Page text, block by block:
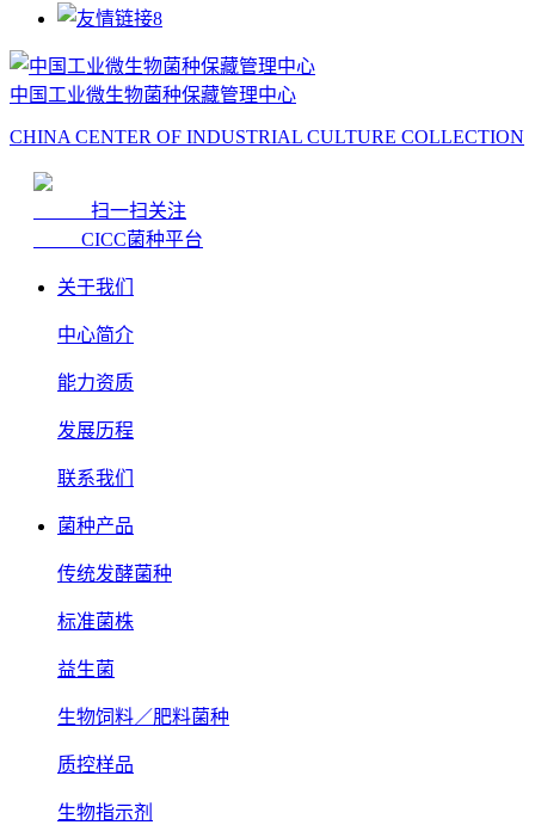
中国工业微生物菌种保藏管理中心
CHINA CENTER OF INDUSTRIAL CULTURE COLLECTION
扫一扫关注
CICC菌种平台
关于我们
中心简介
能力资质
发展历程
联系我们
菌种产品
传统发酵菌种
标准菌株
益生菌
生物饲料／肥料菌种
质控样品
生物指示剂